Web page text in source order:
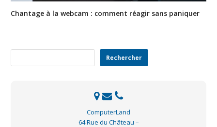
Chantage à la webcam : comment réagir sans paniquer
Rechercher
ComputerLand
64 Rue du Château –